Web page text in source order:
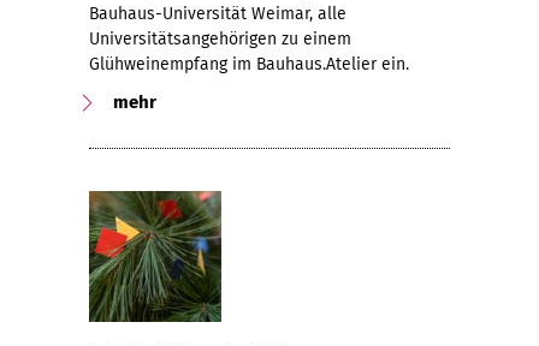
Bauhaus-Universität Weimar, alle
Universitätsangehörigen zu einem
Glühweinempfang im Bauhaus.Atelier ein.
mehr